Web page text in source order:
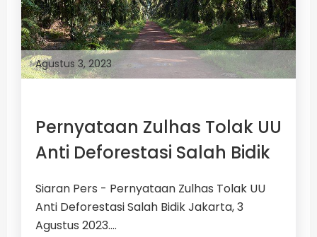
Agustus 3, 2023
Pernyataan Zulhas Tolak UU
Anti Deforestasi Salah Bidik
Siaran Pers - Pernyataan Zulhas Tolak UU
Anti Deforestasi Salah Bidik Jakarta, 3
Agustus 2023....